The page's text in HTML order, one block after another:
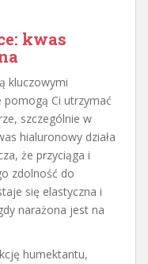
kwas
kluczowymi
Ci utrzymać
szczególnie w
hialuronowy działa
że przyciąga i
zdolność do
się elastyczna i
narażona jest na
humektantu,